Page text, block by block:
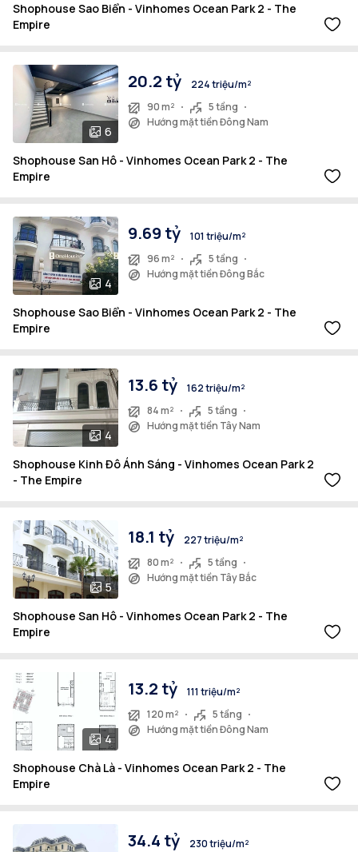
Shophouse Sao Biển - Vinhomes Ocean Park 2 - The
Empire
6
20.2 tỷ
224 triệu/m²
90 m²
5 tầng
Hướng mặt tiền Đông Nam
Shophouse San Hô - Vinhomes Ocean Park 2 - The
Empire
4
9.69 tỷ
101 triệu/m²
96 m²
5 tầng
Hướng mặt tiền Đông Bắc
Shophouse Sao Biển - Vinhomes Ocean Park 2 - The
Empire
4
13.6 tỷ
162 triệu/m²
84 m²
5 tầng
Hướng mặt tiền Tây Nam
Shophouse Kinh Đô Ánh Sáng - Vinhomes Ocean Park 2
- The Empire
5
18.1 tỷ
227 triệu/m²
80 m²
5 tầng
Hướng mặt tiền Tây Bắc
Shophouse San Hô - Vinhomes Ocean Park 2 - The
Empire
4
13.2 tỷ
111 triệu/m²
120 m²
5 tầng
Hướng mặt tiền Đông Nam
Shophouse Chà Là - Vinhomes Ocean Park 2 - The
Empire
34.4 tỷ
230 triệu/m²